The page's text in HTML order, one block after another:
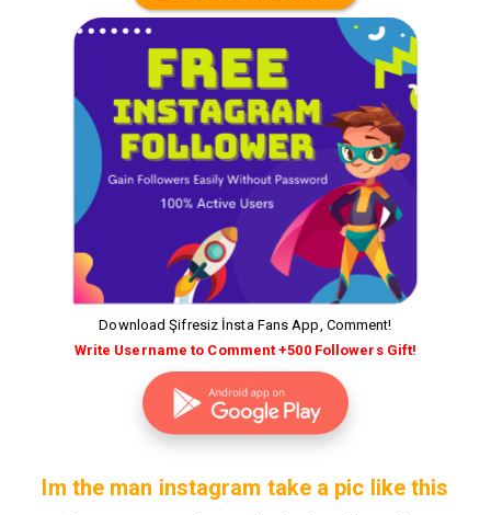
Download Şifresiz İnsta Fans App, Comment!
Write Username to Comment +500 Followers Gift!
Im the man instagram take a pic like this